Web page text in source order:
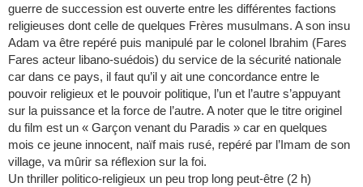
guerre de succession est ouverte entre les différentes factions
religieuses dont celle de quelques Frères musulmans. A son insu
Adam va être repéré puis manipulé par le colonel Ibrahim (Fares
Fares acteur libano-suédois) du service de la sécurité nationale
car dans ce pays, il faut qu’il y ait une concordance entre le
pouvoir religieux et le pouvoir politique, l’un et l’autre s’appuyant
sur la puissance et la force de l’autre. A noter que le titre originel
du film est un « Garçon venant du Paradis » car en quelques
mois ce jeune innocent, naïf mais rusé, repéré par l’Imam de son
village, va mûrir sa réflexion sur la foi.
Un thriller politico-religieux un peu trop long peut-être (2 h)